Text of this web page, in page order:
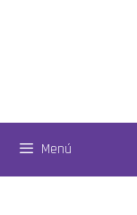
Menú